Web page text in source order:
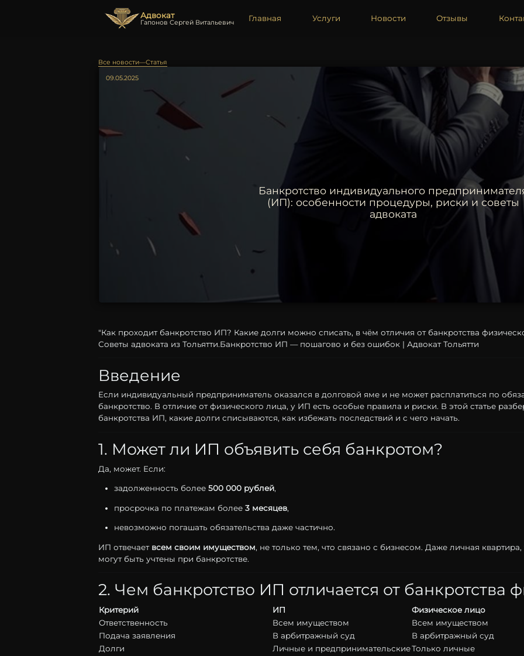
Адвокат
Гапонов Сергей Витальевич Главная Услуги Новости Отзывы
Все новости—Статья
09.05.2025
Банкротство индивидуального
(ИП): особенности процедуры, риски и советы
адвоката
"Как проходит банкротство ИП? Какие долги можно списать, в чём отличия от банкротства
Советы адвоката из Тольятти.Банкротство ИП — пошагово и без ошибок | Адвокат Тольятти
Введение
Если индивидуальный предприниматель оказался в долговой яме и не может расплатиться по
банкротство. В отличие отфизического лица, у ИП есть особые правила и риски. В этой статье
банкротства ИП, какие долги списываются, как избежать последствий и с чего начать.
1. Может ли ИП объявить себя банкротом?
Да, может. Если:
задолженность более 500 000 рублей,
просрочка по платежам более 3 месяцев,
невозможно погашать обязательства даже частично.
ИП отвечает всем своим имуществом, не только тем, что связано с бизнесом. Даже личная квартира,
могут быть учтены при банкротстве.
2. Чем банкротство ИП отличается от банкротства
Критерий ИП Физическое лицо
Ответственность
Всем имуществом Всем имуществом
Подача заявления В арбитражный суд В арбитражный суд
Долги
Личные и предпринимательскиеТолько личные